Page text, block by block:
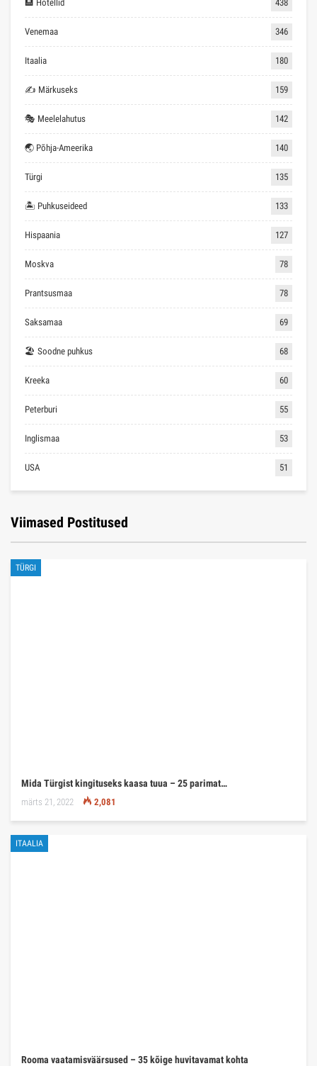
🏨 Hotellid 438
Venemaa 346
Itaalia 180
✍ Märkuseks 159
🎭 Meelelahutus 142
🌏 Põhja-Ameerika 140
Türgi 135
🏝 Puhkuseideed 133
Hispaania 127
Moskva 78
Prantsusmaa 78
Saksamaa 69
🏖 Soodne puhkus 68
Kreeka 60
Peterburi 55
Inglismaa 53
USA 51
Viimased Postitused
TÜRGI
Mida Türgist kingituseks kaasa tuua – 25 parimat…
märts 21, 2022 2,081
ITAALIA
Rooma vaatamisväärsused – 35 kõige huvitavamat kohta